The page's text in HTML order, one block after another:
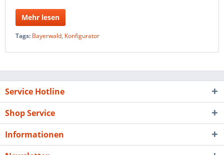
Mehr lesen
Tags: Bayerwald, Konfigurator
Service Hotline
Shop Service
Informationen